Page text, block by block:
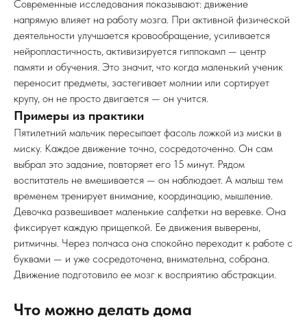
Современные исследования показывают: движение
напрямую влияет на работу мозга. При активной физической
деятельности улучшается кровообращение, усиливается
нейропластичность, активизируется гиппокамп — центр
памяти и обучения. Это значит, что когда маленький ученик
переносит предметы, застегивает молнии или сортирует
крупу, он не просто двигается — он учится.
Примеры из практики
Пятилетний мальчик пересыпает фасоль ложкой из миски в
миску. Каждое движение точно, сосредоточенно. Он сам
выбрал это задание, повторяет его 15 минут. Рядом
воспитатель не вмешивается — он наблюдает. А малыш тем
временем тренирует внимание, координацию, мышление.
Девочка развешивает маленькие салфетки на веревке. Она
фиксирует каждую прищепкой. Ее движения выверены,
ритмичны. Через полчаса она спокойно переходит к работе с
буквами — и уже сосредоточена, внимательна, собрана.
Движение подготовило ее мозг к восприятию абстракции.
Что можно делать дома